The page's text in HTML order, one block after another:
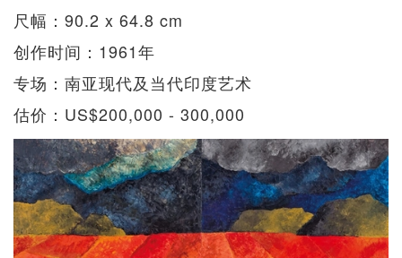
尺幅：90.2 x 64.8 cm
创作时间：1961年
专场：南亚现代及当代印度艺术
估价：US$200,000 - 300,000